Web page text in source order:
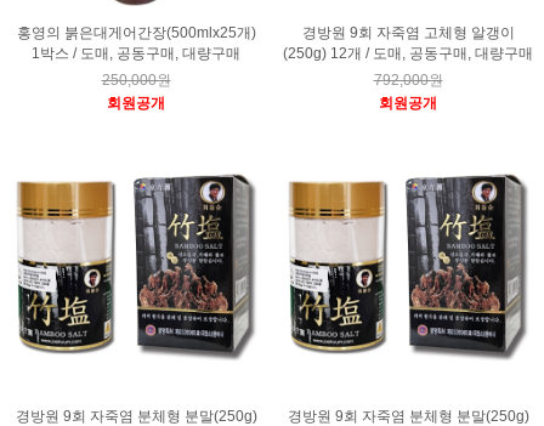
홍영의 붉은대게어간장(500mlx25개)
1박스 / 도매, 공동구매, 대량구매
250,000원
회원공개
경방원 9회 자죽염 고체형 알갱이
(250g) 12개 / 도매, 공동구매, 대량구매
792,000원
회원공개
경방원 9회 자죽염 분체형 분말(250g)
경방원 9회 자죽염 분체형 분말(250g)